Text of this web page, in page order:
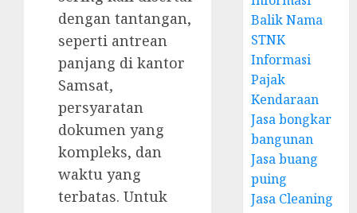
dengan tantangan,
seperti antrean
panjang di kantor
Samsat,
persyaratan
dokumen yang
kompleks, dan
waktu yang
terbatas. Untuk
Balik Nama
STNK
Informasi
Pajak
Kendaraan
Jasa bongkar
bangunan
Jasa buang
puing
Jasa Cleaning